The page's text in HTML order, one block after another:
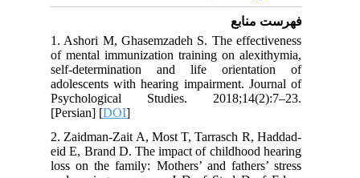
فهرست منابع
1. Ashori M, Ghasemzadeh S. The effectiveness
of mental immunization training on alexithymia,
self-determination and life orientation of
adolescents with hearing impairment. Journal of
Psychological Studies. 2018;14(2):7–23.
[Persian] [DOI
2. Zaidman-Zait A, Most T, Tarrasch R, Haddad-
eid E, Brand D. The impact of childhood hearing
loss on the family: Mothers’ and fathers’ stress